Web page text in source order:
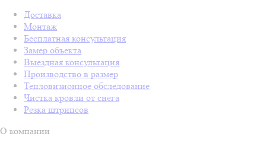
Доставка
Монтаж
Бесплатная консультация
Замер объекта
Выездная консультация
Производство в размер
Тепловизионное обследование
Чистка кровли от снега
Резка штрипсов
О компании